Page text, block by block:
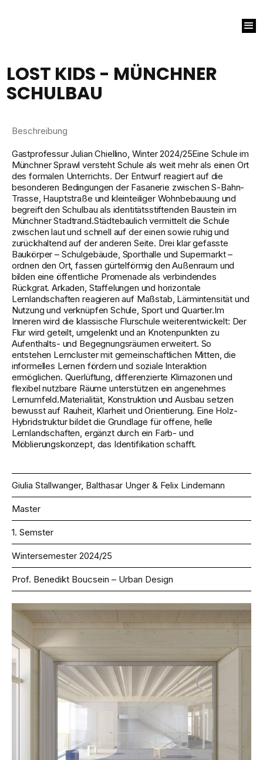
LOST KIDS - MÜNCHNER
SCHULBAU
Beschreibung
Gastprofessur Julian Chiellino, Winter 2024/25Eine Schule im
Münchner Sprawl versteht Schule als weit mehr als einen Ort
des formalen Unterrichts. Der Entwurf reagiert auf die
besonderen Bedingungen der Fasanerie zwischen S-Bahn-
Trasse, Hauptstraße und kleinteiliger Wohnbebauung und
begreift den Schulbau als identitätsstiftenden Baustein im
Münchner Stadtrand.Städtebaulich vermittelt die Schule
zwischen laut und schnell auf der einen sowie ruhig und
zurückhaltend auf der anderen Seite. Drei klar gefasste
Baukörper – Schulgebäude, Sporthalle und Supermarkt –
ordnen den Ort, fassen gürtelförmig den Außenraum und
bilden eine öffentliche Promenade als verbindendes
Rückgrat. Arkaden, Staffelungen und horizontale
Lernlandschaften reagieren auf Maßstab, Lärmintensität und
Nutzung und verknüpfen Schule, Sport und Quartier.Im
Inneren wird die klassische Flurschule weiterentwickelt: Der
Flur wird geteilt, umgelenkt und an Knotenpunkten zu
Aufenthalts- und Begegnungsräumen erweitert. So
entstehen Lerncluster mit gemeinschaftlichen Mitten, die
informelles Lernen fördern und soziale Interaktion
ermöglichen. Querlüftung, differenzierte Klimazonen und
flexibel nutzbare Räume unterstützen ein angenehmes
Lernumfeld.Materialität, Konstruktion und Ausbau setzen
bewusst auf Rauheit, Klarheit und Orientierung. Eine Holz-
Hybridstruktur bildet die Grundlage für offene, helle
Lernlandschaften, ergänzt durch ein Farb- und
Möblierungskonzept, das Identifikation schafft.
Giulia Stallwanger, Balthasar Unger & Felix Lindemann
Master
1. Semster
Wintersemester 2024/25
Prof. Benedikt Boucsein – Urban Design